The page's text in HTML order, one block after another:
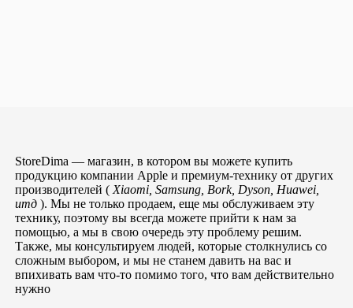
StoreDima — магазин, в котором вы можете купить
продукцию компании Apple и премиум-технику от других
производителей ( Xiaomi, Samsung, Bork, Dyson, Huawei,
итд). Мы не только продаем, еще мы обслуживаем эту
технику, поэтому вы всегда можете прийти к нам за
помощью, а мы в свою очередь эту проблему решим.
Также, мы консультируем людей, которые столкнулись со
сложным выбором, и мы не станем давить на вас и
впихивать вам что-то помимо того, что вам действительно
нужно